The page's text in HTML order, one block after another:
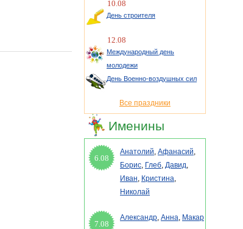
10.08
День строителя
12.08
Международный день
молодежи
День Военно-воздушных сил
Все праздники
Именины
6.08
Анатолий, Афанасий,
Борис, Глеб, Давид,
Иван, Кристина,
Николай
7.08
Александр, Анна, Макар